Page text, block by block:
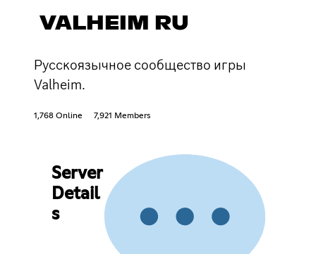
VALHEIM RU
Русскоязычное сообщество игры
Valheim.
1,768 Online 7,921 Members
Server
Detail
s